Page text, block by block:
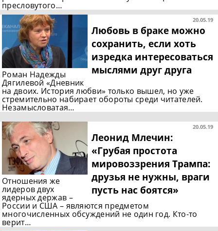
пресловутого…
20.05.19
Любовь в браке можно
сохранить, если хоть
изредка интересоваться
мыслями друг друга
Роман Надежды
Дягилевой «Дневник
на двоих. История любви» только вышел, но уже
стремительно набирает обороты среди читателей.
Незамысловатая…
20.05.19
Леонид Млечин:
«Грубая простота
мировоззрения Трампа:
друзья не нужны, враги
пусть нас боятся»
Отношения же
лидеров двух
ядерных держав –
России и США – являются предметом
многочисленных обсуждений не один год. Кто-то
верит…